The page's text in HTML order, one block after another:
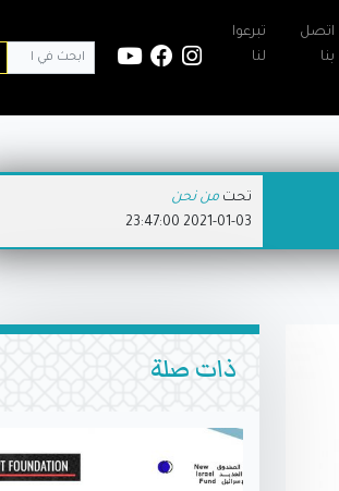
اتصل
بنا
تبرعوا
لنا
تحت من نحن
2021-01-03 23:47:00
ذات صلة